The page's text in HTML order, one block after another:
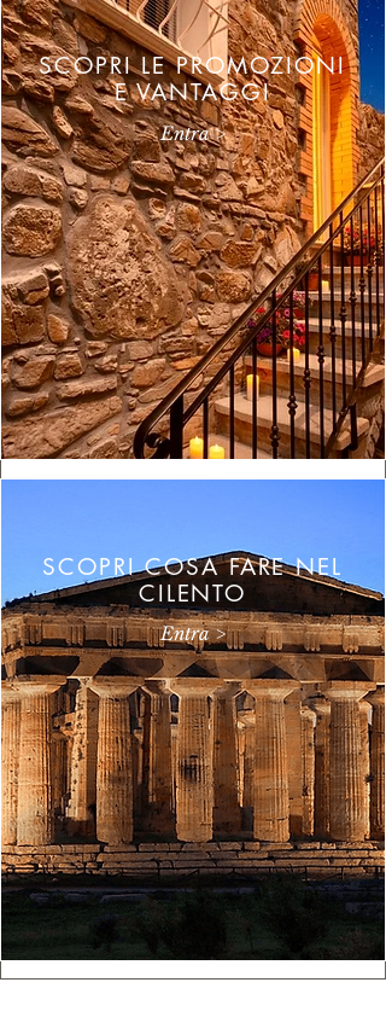
SCOPRI LE PROMOZIONI
E VANTAGGI
Entra >
SCOPRI COSA FARE NEL
CILENTO
Entra >